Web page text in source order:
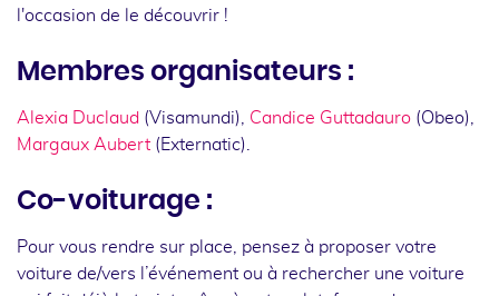
l'occasion de le découvrir !
Membres organisateurs :
Alexia Duclaud (Visamundi), Candice Guttadauro (Obeo),
Margaux Aubert (Externatic).
Co-voiturage :
Pour vous rendre sur place, pensez à proposer votre
voiture de/vers l’événement ou à rechercher une voiture